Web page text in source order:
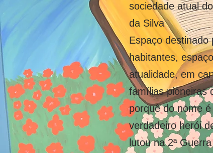
sociedade atual
da Silva
Espaço destinado
habitantes,
atualidade, em
famílias pioneiras
porquê do nome
verdadeiro herói
lutou na 2ª